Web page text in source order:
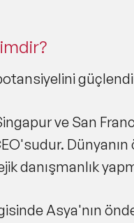
sahiptir.
ve San
danışmanlık
Asya'nın